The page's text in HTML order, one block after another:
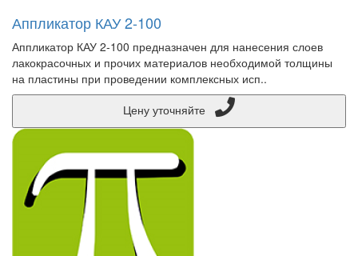
Аппликатор КАУ 2-100
Аппликатор КАУ 2-100 предназначен для нанесения слоев
лакокрасочных и прочих материалов необходимой толщины
на пластины при проведении комплексных исп..